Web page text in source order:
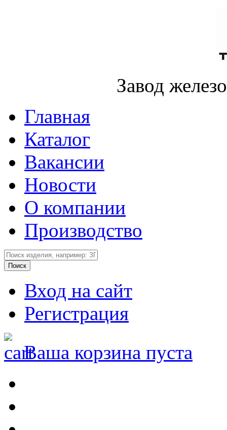
Завод
Главная
Каталог
Вакансии
Новости
О компании
Производство
Вход на сайт
Регистрация
Ваша корзина пуста